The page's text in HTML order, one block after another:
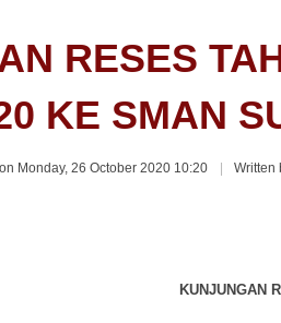
RESES
KE SMAN
Monday, 26 October 2020 10:20 Written
KUNJUNGAN